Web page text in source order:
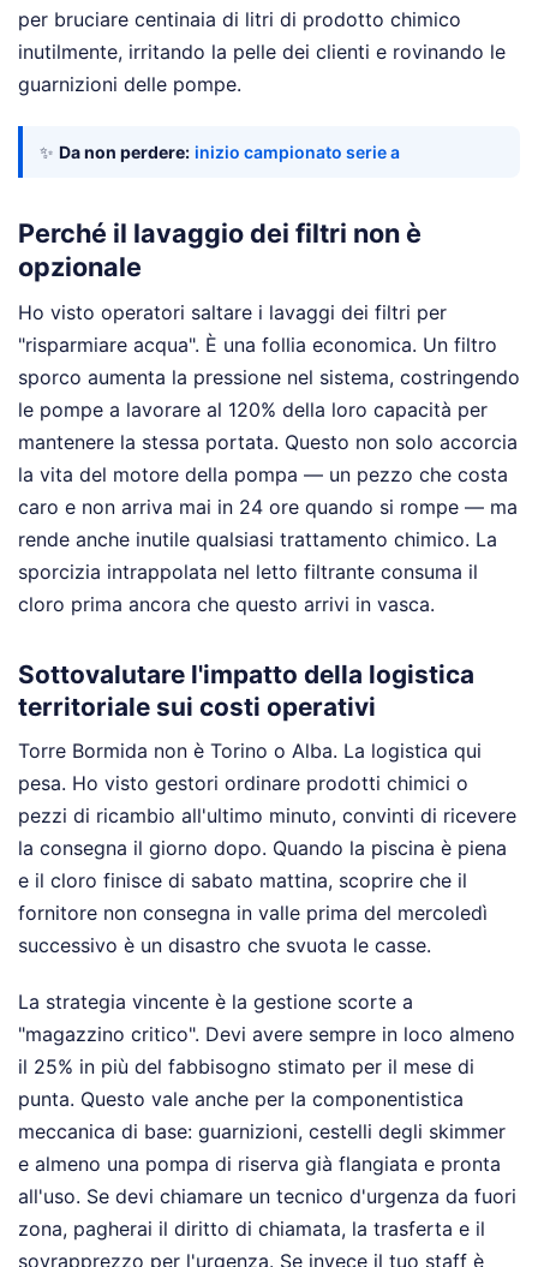
per bruciare centinaia di litri di prodotto chimico
inutilmente, irritando la pelle dei clienti e rovinando le
guarnizioni delle pompe.
✨ Da non perdere: inizio campionato serie a
Perché il lavaggio dei filtri non è
opzionale
Ho visto operatori saltare i lavaggi dei filtri per
"risparmiare acqua". È una follia economica. Un filtro
sporco aumenta la pressione nel sistema, costringendo
le pompe a lavorare al 120% della loro capacità per
mantenere la stessa portata. Questo non solo accorcia
la vita del motore della pompa — un pezzo che costa
caro e non arriva mai in 24 ore quando si rompe — ma
rende anche inutile qualsiasi trattamento chimico. La
sporcizia intrappolata nel letto filtrante consuma il
cloro prima ancora che questo arrivi in vasca.
Sottovalutare l'impatto della logistica
territoriale sui costi operativi
Torre Bormida non è Torino o Alba. La logistica qui
pesa. Ho visto gestori ordinare prodotti chimici o
pezzi di ricambio all'ultimo minuto, convinti di ricevere
la consegna il giorno dopo. Quando la piscina è piena
e il cloro finisce di sabato mattina, scoprire che il
fornitore non consegna in valle prima del mercoledì
successivo è un disastro che svuota le casse.
La strategia vincente è la gestione scorte a
"magazzino critico". Devi avere sempre in loco almeno
il 25% in più del fabbisogno stimato per il mese di
punta. Questo vale anche per la componentistica
meccanica di base: guarnizioni, cestelli degli skimmer
e almeno una pompa di riserva già flangiata e pronta
all'uso. Se devi chiamare un tecnico d'urgenza da fuori
zona, pagherai il diritto di chiamata, la trasferta e il
sovrapprezzo per l'urgenza. Se invece il tuo staff è